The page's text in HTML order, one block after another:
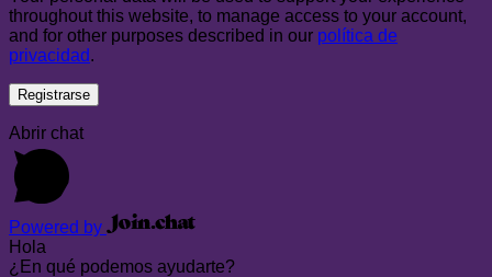
throughout this website, to manage access to your account,
and for other purposes described in our política de
privacidad.
Registrarse
Abrir chat
Powered by
Hola
¿En qué podemos ayudarte?